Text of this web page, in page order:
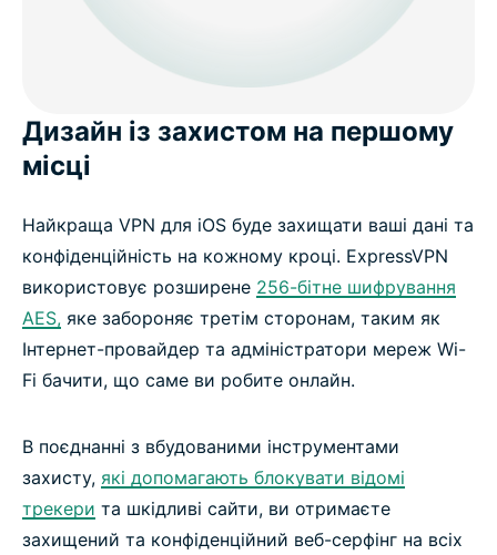
Дизайн із захистом на першому
місці
Найкраща VPN для iOS буде захищати ваші дані та
конфіденційність на кожному кроці. ExpressVPN
використовує розширене 256-бітне шифрування
AES, яке забороняє третім сторонам, таким як
Інтернет-провайдер та адміністратори мереж Wi-
Fi бачити, що саме ви робите онлайн.
В поєднанні з вбудованими інструментами
захисту, які допомагають блокувати відомі
трекери та шкідливі сайти, ви отримаєте
захищений та конфіденційний веб-серфінг на всіх